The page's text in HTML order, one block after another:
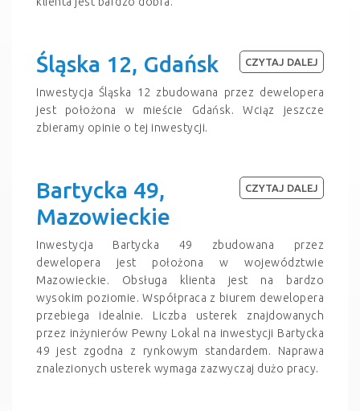
Śląska 12, Gdańsk
Inwestycja Śląska 12 zbudowana przez dewelopera
jest położona w mieście Gdańsk. Wciąz jeszcze
zbieramy opinie o tej inwestycji.
CZYTAJ DALEJ
Bartycka 49,
Mazowieckie
Inwestycja Bartycka 49 zbudowana przez
dewelopera jest położona w województwie
Mazowieckie. Obsługa klienta jest na bardzo
wysokim poziomie. Współpraca z biurem dewelopera
przebiega idealnie. Liczba usterek znajdowanych
przez inżynierów Pewny Lokal na inwestycji Bartycka
49 jest zgodna z rynkowym standardem. Naprawa
znalezionych usterek wymaga zazwyczaj dużo pracy.
CZYTAJ DALEJ